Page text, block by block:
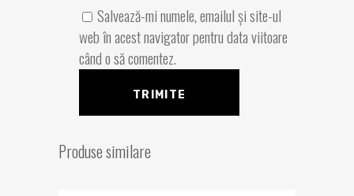
Salvează-mi numele, emailul și site-ul
web în acest navigator pentru data viitoare
când o să comentez.
Produse similare